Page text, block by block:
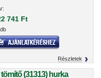
741 Ft
Részletek
(31313) hurka